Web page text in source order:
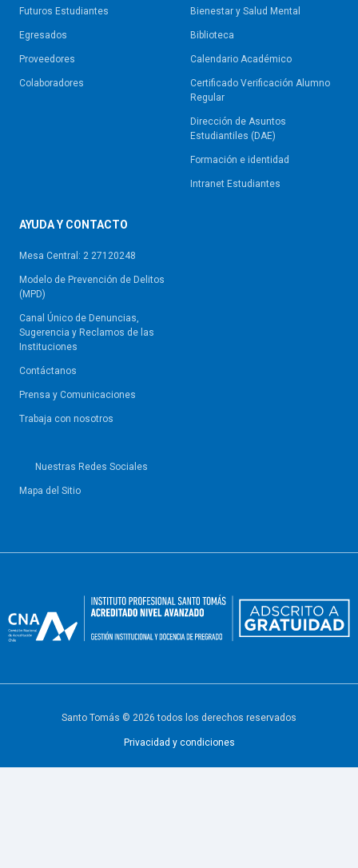
Futuros Estudiantes
Egresados
Proveedores
Colaboradores
Bienestar y Salud Mental
Biblioteca
Calendario Académico
Certificado Verificación Alumno
Regular
Dirección de Asuntos
Estudiantiles (DAE)
Formación e identidad
Intranet Estudiantes
AYUDA Y CONTACTO
Mesa Central: 2 27120248
Modelo de Prevención de Delitos
(MPD)
Canal Único de Denuncias,
Sugerencia y Reclamos de las
Instituciones
Contáctanos
Prensa y Comunicaciones
Trabaja con nosotros
Nuestras Redes Sociales
Mapa del Sitio
Santo Tomás © 2026 todos los derechos reservados
Privacidad y condiciones